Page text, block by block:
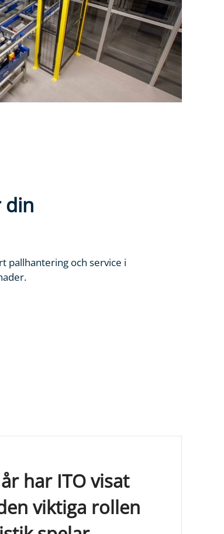
din
pallhantering och service i
har ITO visat
viktiga rollen